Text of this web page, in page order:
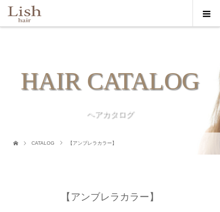
HAIR CATALOG
ヘアカタログ
CATALOG 【アンブレラカラー】
【アンブレラカラー】